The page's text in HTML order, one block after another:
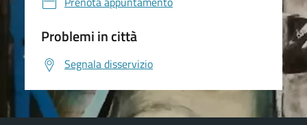
Problemi in città
Segnala disservizio